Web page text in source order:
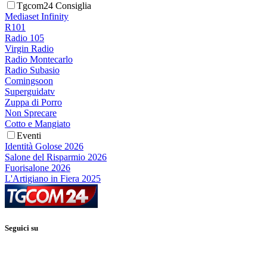
Tgcom24 Consiglia
Mediaset Infinity
R101
Radio 105
Virgin Radio
Radio Montecarlo
Radio Subasio
Comingsoon
Superguidatv
Zuppa di Porro
Non Sprecare
Cotto e Mangiato
Eventi
Identità Golose 2026
Salone del Risparmio 2026
Fuorisalone 2026
L'Artigiano in Fiera 2025
Seguici su